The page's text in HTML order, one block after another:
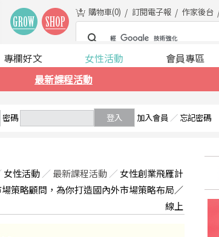
購物車(0) 訂閱電子報 作家後台
專欄好文
女性活動
最新課程活動
會員專區
密碼 登入 加入會員 ／ 忘記密碼
女性活動 ／ 最新課程活動 ／ 女性創業飛雁計
策略顧問，為你打造國內外市場策略布局／
線上